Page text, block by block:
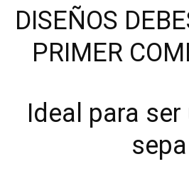
DISEÑOS
PRIMER
Ideal para
sepa